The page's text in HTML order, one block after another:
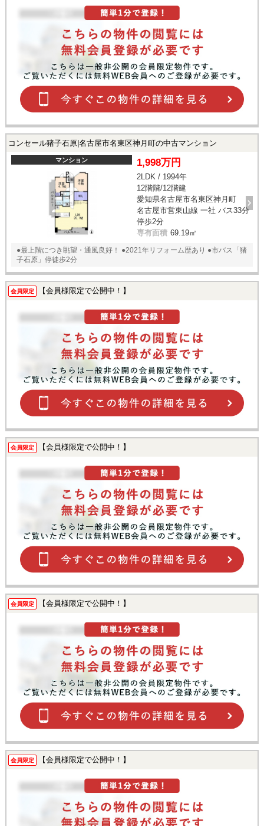
コンセール猪子石原|名古屋市名東区神月町の中古マンション
マンション 1,998万円
2LDK / 1994年
12階階/12階建
愛知県名古屋市名東区神月町
名古屋市営東山線 一社 バス33分
停歩2分
専有面積 69.19㎡
●最上階につき眺望・通風良好！ ●2021年リフォーム歴あり ●市バス「猪
子石原」停徒歩2分
会員限定 【会員様限定で公開中！】
会員限定 【会員様限定で公開中！】
会員限定 【会員様限定で公開中！】
会員限定 【会員様限定で公開中！】